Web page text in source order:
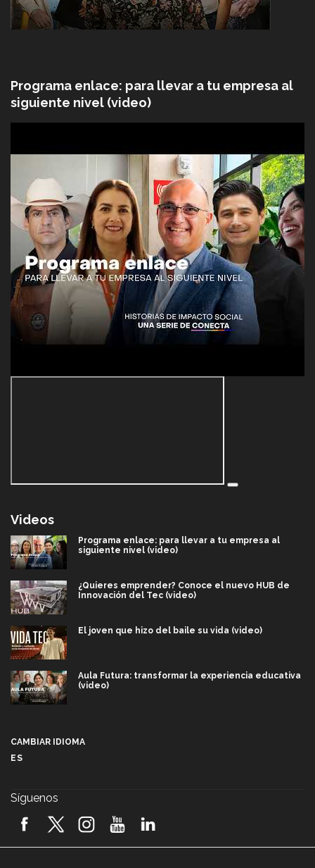
Programa enlace: para llevar a tu empresa al
siguiente nivel (video)
Videos
Programa enlace: para llevar a tu empresa al
siguiente nivel (video)
¿Quieres emprender? Conoce el nuevo HUB de
Innovación del Tec (video)
El joven que hizo del baile su vida (video)
Aula Futura: transformar la experiencia educativa
(video)
2026! (video)
CAMBIAR IDIOMA
ES
Síguenos